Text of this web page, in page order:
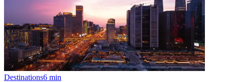
Destinations6 min